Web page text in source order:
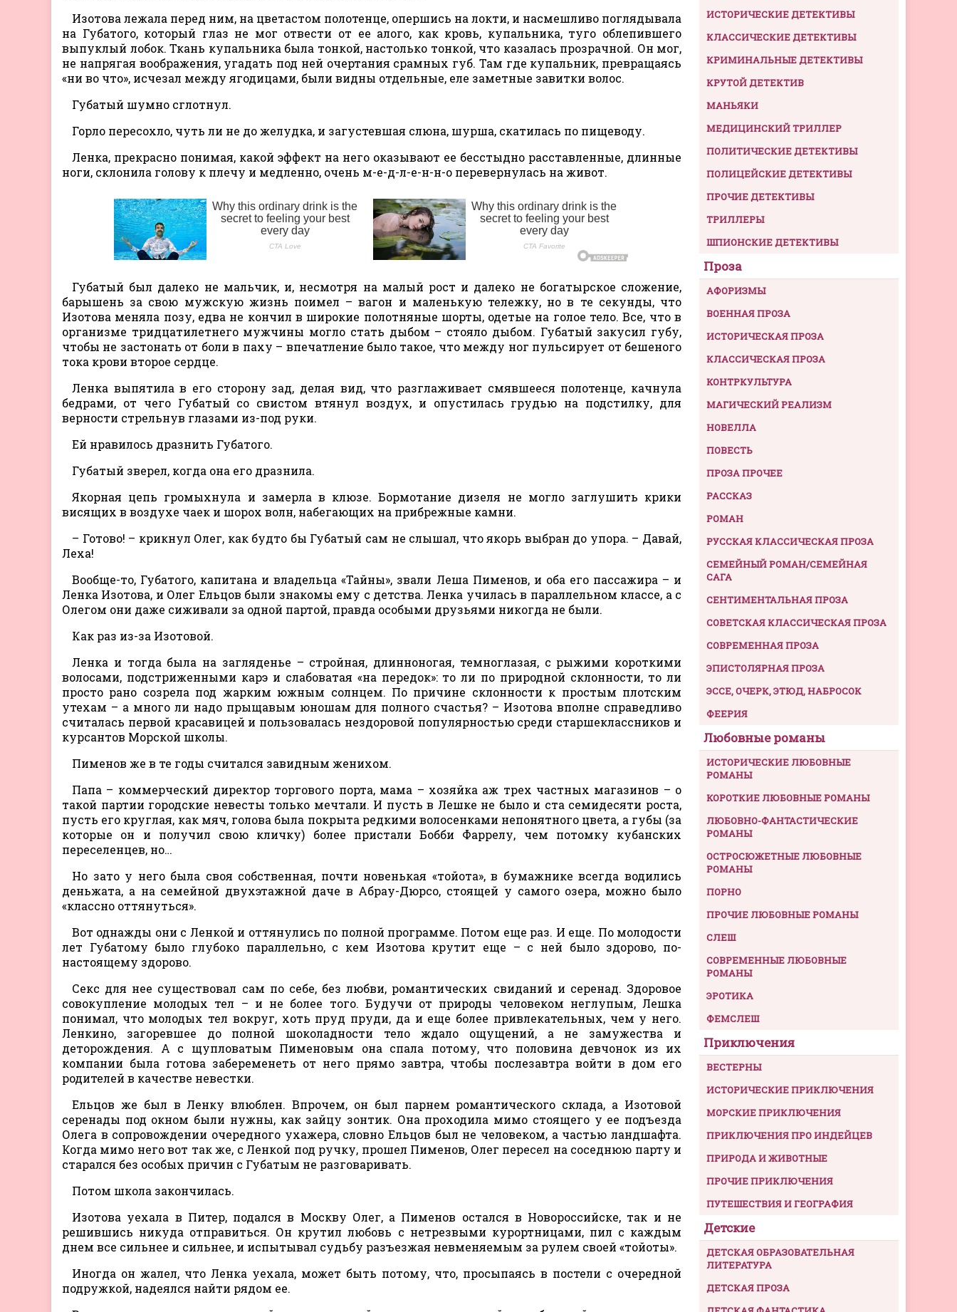
Изотова лежала перед ним, на цветастом полотенце, опершись на локти, и насмешливо поглядывала
на Губатого, который глаз не мог отвести от ее алого, как кровь, купальника, туго облепившего
выпуклый лобок. Ткань купальника была тонкой, настолько тонкой, что казалась прозрачной. Он мог,
не напрягая воображения, угадать под ней очертания срамных губ. Там где купальник, превращаясь
«ни во что», исчезал между ягодицами, были видны отдельные, еле заметные завитки волос.
Губатый шумно сглотнул.
Горло пересохло, чуть ли не до желудка, и загустевшая слюна, шурша, скатилась по пищеводу.
Ленка, прекрасно понимая, какой эффект на него оказывают ее бесстыдно расставленные, длинные
ноги, склонила голову к плечу и медленно, очень м-е-д-л-е-н-н-о перевернулась на живот.
Губатый был далеко не мальчик, и, несмотря на малый рост и далеко не богатырское сложение,
барышень за свою мужскую жизнь поимел – вагон и маленькую тележку, но в те секунды, что
Изотова меняла позу, едва не кончил в широкие полотняные шорты, одетые на голое тело. Все, что в
организме тридцатилетнего мужчины могло стать дыбом – стояло дыбом. Губатый закусил губу,
чтобы не застонать от боли в паху – впечатление было такое, что между ног пульсирует от бешеного
тока крови второе сердце.
Ленка выпятила в его сторону зад, делая вид, что разглаживает смявшееся полотенце, качнула
бедрами, от чего Губатый со свистом втянул воздух, и опустилась грудью на подстилку, для
верности стрельнув глазами из-под руки.
Ей нравилось дразнить Губатого.
Губатый зверел, когда она его дразнила.
Якорная цепь громыхнула и замерла в клюзе. Бормотание дизеля не могло заглушить крики
висящих в воздухе чаек и шорох волн, набегающих на прибрежные камни.
– Готово! – крикнул Олег, как будто бы Губатый сам не слышал, что якорь выбран до упора. – Давай,
Леха!
Вообще-то, Губатого, капитана и владельца «Тайны», звали Леша Пименов, и оба его пассажира – и
Ленка Изотова, и Олег Ельцов были знакомы ему с детства. Ленка училась в параллельном классе, а с
Олегом они даже сиживали за одной партой, правда особыми друзьями никогда не были.
Как раз из-за Изотовой.
Ленка и тогда была на загляденье – стройная, длинноногая, темноглазая, с рыжими короткими
волосами, подстриженными карэ и слабоватая «на передок»: то ли по природной склонности, то ли
просто рано созрела под жарким южным солнцем. По причине склонности к простым плотским
утехам – а много ли надо прыщавым юношам для полного счастья? – Изотова вполне справедливо
считалась первой красавицей и пользовалась нездоровой популярностью среди старшеклассников и
курсантов Морской школы.
Пименов же в те годы считался завидным женихом.
Папа – коммерческий директор торгового порта, мама – хозяйка аж трех частных магазинов – о
такой партии городские невесты только мечтали. И пусть в Лешке не было и ста семидесяти роста,
пусть его круглая, как мяч, голова была покрыта редкими волосенками непонятного цвета, а губы (за
которые он и получил свою кличку) более пристали Бобби Фаррелу, чем потомку кубанских
переселенцев, но…
Но зато у него была своя собственная, почти новенькая «тойота», в бумажнике всегда водились
деньжата, а на семейной двухэтажной даче в Абрау-Дюрсо, стоящей у самого озера, можно было
«классно оттянуться».
Вот однажды они с Ленкой и оттянулись по полной программе. Потом еще раз. И еще. По молодости
лет Губатому было глубоко параллельно, с кем Изотова крутит еще – с ней было здорово, по-
настоящему здорово.
Секс для нее существовал сам по себе, без любви, романтических свиданий и серенад. Здоровое
совокупление молодых тел – и не более того. Будучи от природы человеком неглупым, Лешка
понимал, что молодых тел вокруг, хоть пруд пруди, да и еще более привлекательных, чем у него.
Ленкино, загоревшее до полной шоколадности тело ждало ощущений, а не замужества и
деторождения. А с щупловатым Пименовым она спала потому, что половина девчонок из их
компании была готова забеременеть от него прямо завтра, чтобы послезавтра войти в дом его
родителей в качестве невестки.
Ельцов же был в Ленку влюблен. Впрочем, он был парнем романтического склада, а Изотовой
серенады под окном были нужны, как зайцу зонтик. Она проходила мимо стоящего у ее подъезда
Олега в сопровождении очередного ухажера, словно Ельцов был не человеком, а частью ландшафта.
Когда мимо него вот так же, с Ленкой под ручку, прошел Пименов, Олег пересел на соседнюю парту и
старался без особых причин с Губатым не разговаривать.
Потом школа закончилась.
Изотова уехала в Питер, подался в Москву Олег, а Пименов остался в Новороссийске, так и не
решившись никуда отправиться. Он крутил любовь с нетрезвыми курортницами, пил с каждым
днем все сильнее и сильнее, и испытывал судьбу разъезжая невменяемым за рулем своей «тойоты».
Иногда он жалел, что Ленка уехала, может быть потому, что, просыпаясь в постели с очередной
подружкой, надеялся найти рядом ее.
ИСТОРИЧЕСКИЕ ДЕТЕКТИВЫ
КЛАССИЧЕСКИЕ ДЕТЕКТИВЫ
КРИМИНАЛЬНЫЕ ДЕТЕКТИВЫ
КРУТОЙ ДЕТЕКТИВ
МАНЬЯКИ
МЕДИЦИНСКИЙ ТРИЛЛЕР
ПОЛИТИЧЕСКИЕ ДЕТЕКТИВЫ
ПОЛИЦЕЙСКИЕ ДЕТЕКТИВЫ
ПРОЧИЕ ДЕТЕКТИВЫ
ТРИЛЛЕРЫ
ШПИОНСКИЕ ДЕТЕКТИВЫ
Проза
АФОРИЗМЫ
ВОЕННАЯ ПРОЗА
ИСТОРИЧЕСКАЯ ПРОЗА
КЛАССИЧЕСКАЯ ПРОЗА
КОНТРКУЛЬТУРА
МАГИЧЕСКИЙ РЕАЛИЗМ
НОВЕЛЛА
ПОВЕСТЬ
ПРОЗА ПРОЧЕЕ
РАССКАЗ
РОМАН
РУССКАЯ КЛАССИЧЕСКАЯ ПРОЗА
СЕМЕЙНЫЙ РОМАН/СЕМЕЙНАЯ
САГА
СЕНТИМЕНТАЛЬНАЯ ПРОЗА
СОВЕТСКАЯ КЛАССИЧЕСКАЯ ПРОЗА
СОВРЕМЕННАЯ ПРОЗА
ЭПИСТОЛЯРНАЯ ПРОЗА
ЭССЕ, ОЧЕРК, ЭТЮД, НАБРОСОК
ФЕЕРИЯ
Любовные романы
ИСТОРИЧЕСКИЕ ЛЮБОВНЫЕ
РОМАНЫ
КОРОТКИЕ ЛЮБОВНЫЕ РОМАНЫ
ЛЮБОВНО-ФАНТАСТИЧЕСКИЕ
РОМАНЫ
ОСТРОСЮЖЕТНЫЕ ЛЮБОВНЫЕ
РОМАНЫ
ПОРНО
ПРОЧИЕ ЛЮБОВНЫЕ РОМАНЫ
СЛЕШ
СОВРЕМЕННЫЕ ЛЮБОВНЫЕ
РОМАНЫ
ЭРОТИКА
ФЕМСЛЕШ
Приключения
ВЕСТЕРНЫ
ИСТОРИЧЕСКИЕ ПРИКЛЮЧЕНИЯ
МОРСКИЕ ПРИКЛЮЧЕНИЯ
ПРИКЛЮЧЕНИЯ ПРО ИНДЕЙЦЕВ
ПРИРОДА И ЖИВОТНЫЕ
ПРОЧИЕ ПРИКЛЮЧЕНИЯ
ПУТЕШЕСТВИЯ И ГЕОГРАФИЯ
Детские
ДЕТСКАЯ ОБРАЗОВАТЕЛЬНАЯ
ЛИТЕРАТУРА
ДЕТСКАЯ ПРОЗА